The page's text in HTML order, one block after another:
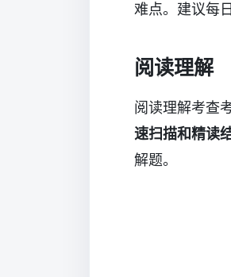
难点。建议每
阅读理解
阅读理解考查
速扫描和精读
解题。